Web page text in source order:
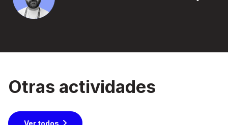
Otras actividades
Ver todos